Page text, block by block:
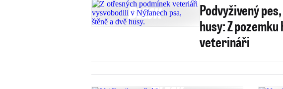
Podvyživený
husy: Z
veterináři